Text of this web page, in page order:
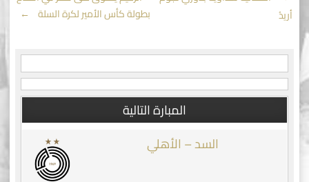
navigation
أريدُ
بطولة كأس الأمير لكرة السلة →
المبارة التالية
السد – الأهلي